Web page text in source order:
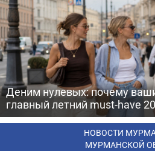
Деним нулевых: почему
главный летний must-have
НОВОСТИ
МУРМАНСКОЙ